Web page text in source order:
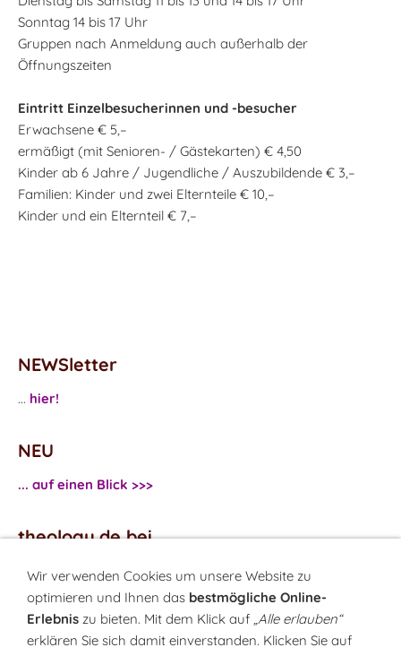
Sonntag 14 bis 17 Uhr
Gruppen nach Anmeldung auch außerhalb der
Öffnungszeiten
Eintritt Einzelbesucherinnen und -besucher
Erwachsene € 5,–
ermäßigt (mit Senioren- / Gästekarten) € 4,50
Kinder ab 6 Jahre / Jugendliche / Auszubildende € 3,–
Familien: Kinder und zwei Elternteile € 10,–
Kinder und ein Elternteil € 7,–
NEWSletter
... hier!
NEU
... auf einen Blick >>>
theology.de bei
...Facebook
...Twitter
Monatsrätsel
Wir verwenden Cookies um unsere Website zu
optimieren und Ihnen das bestmögliche Online-
Erlebnis zu bieten. Mit dem Klick auf „Alle erlauben“
erklären Sie sich damit einverstanden. Klicken Sie auf